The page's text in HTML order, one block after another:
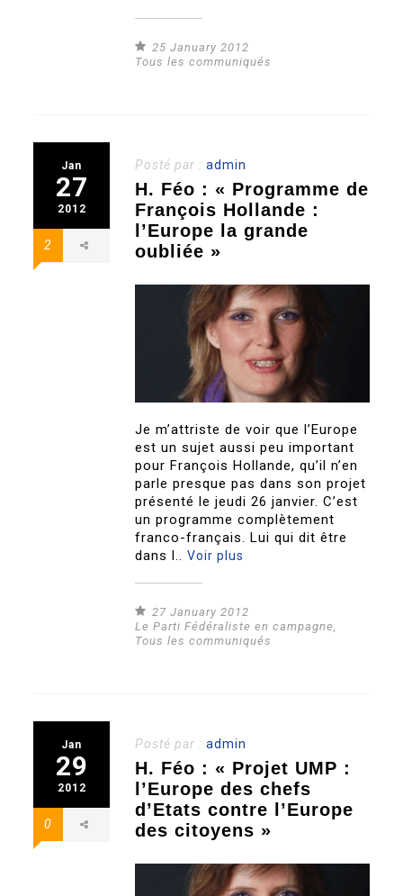
25 January 2012
Tous les communiqués
Jan
27
2012
2
Posté par :admin
H. Féo : « Programme de
François Hollande :
l’Europe la grande
oubliée »
Je m’attriste de voir que l’Europe
est un sujet aussi peu important
pour François Hollande, qu’il n’en
parle presque pas dans son projet
présenté le jeudi 26 janvier. C’est
un programme complètement
franco-français. Lui qui dit être
dans l..Voir plus
27 January 2012
Le Parti Fédéraliste en campagne,
Tous les communiqués
Jan
29
2012
0
Posté par :admin
H. Féo : « Projet UMP :
l’Europe des chefs
d’Etats contre l’Europe
des citoyens »